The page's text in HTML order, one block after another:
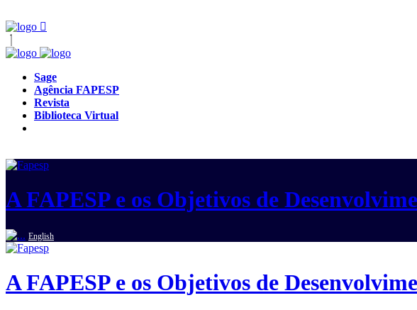
Sage
Agência FAPESP
Revista
Biblioteca Virtual
A FAPESP e os Objetivos de
English
A FAPESP e os Objetivos de